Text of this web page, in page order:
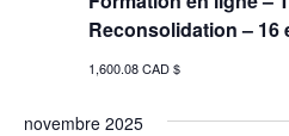
Reconsolidation – 16
1,600.08 CAD $
novembre 2025